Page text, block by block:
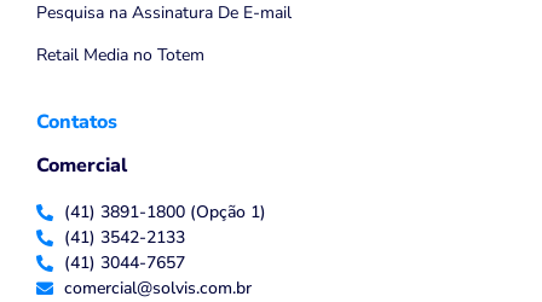
Pesquisa na Assinatura De E-mail
Retail Media no Totem
Contatos
Comercial
(41) 3891-1800 (Opção 1)
(41) 3542-2133
(41) 3044-7657
comercial@solvis.com.br